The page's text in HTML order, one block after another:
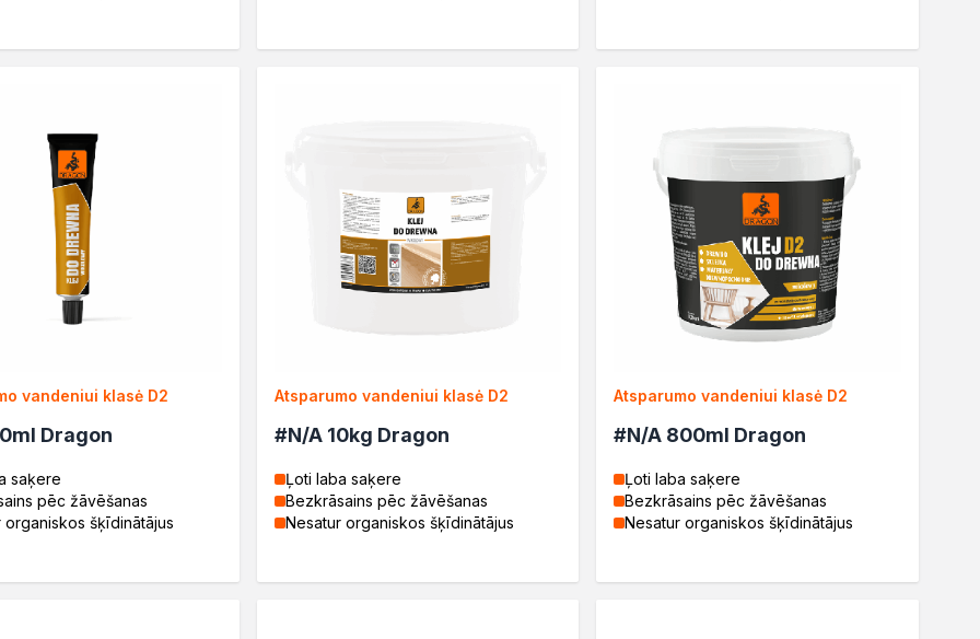
vandeniui klasė D2
Dragon
saķere
pēc žāvēšanas
organiskos šķīdinātājus
Atsparumo vandeniui klasė D2
#N/A 10kg Dragon
Ļoti laba saķere
Bezkrāsains pēc žāvēšanas
Nesatur organiskos šķīdinātājus
Atsparumo vandeniui klasė D2
#N/A 800ml Dragon
Ļoti laba saķere
Bezkrāsains pēc žāvēšanas
Nesatur organiskos šķīdinātājus